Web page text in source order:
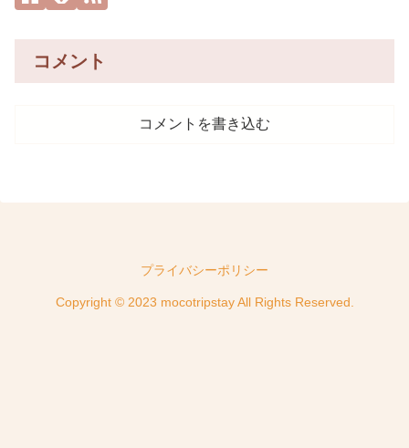
コメント
コメントを書き込む
プライバシーポリシー
Copyright © 2023 mocotripstay All Rights Reserved.